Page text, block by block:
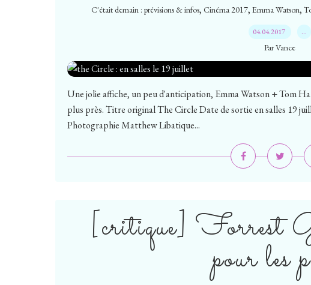
C'était demain : prévisions & infos, Cinéma 2017, Emma Watson,
04.04.2017 …
Par Vance
Une jolie affiche, un peu d'anticipation, Emma Watson + Tom
plus près. Titre original The Circle Date de sortie en salles 19
Photographie Matthew Libatique...
[critique] Forrest
pour les